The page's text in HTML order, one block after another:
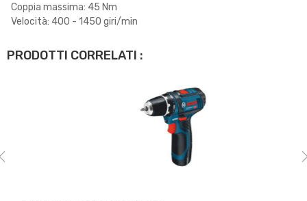
Coppia massima: 45 Nm
Velocità: 400 - 1450 giri/min
PRODOTTI CORRELATI :